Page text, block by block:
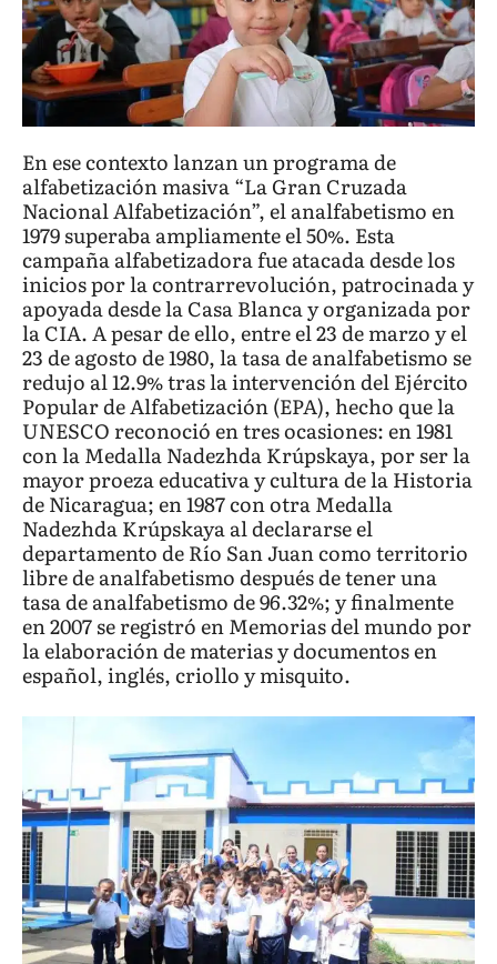
En ese contexto lanzan un programa de
alfabetización masiva “La Gran Cruzada
Nacional Alfabetización”, el analfabetismo en
1979 superaba ampliamente el 50%. Esta
campaña alfabetizadora fue atacada desde los
inicios por la contrarrevolución, patrocinada y
apoyada desde la Casa Blanca y organizada por
la CIA. A pesar de ello, entre el 23 de marzo y el
23 de agosto de 1980, la tasa de analfabetismo se
redujo al 12.9% tras la intervención del Ejército
Popular de Alfabetización (EPA), hecho que la
UNESCO reconoció en tres ocasiones: en 1981
con la Medalla Nadezhda Krúpskaya, por ser la
mayor proeza educativa y cultura de la Historia
de Nicaragua; en 1987 con otra Medalla
Nadezhda Krúpskaya al declararse el
departamento de Río San Juan como territorio
libre de analfabetismo después de tener una
tasa de analfabetismo de 96.32%; y finalmente
en 2007 se registró en Memorias del mundo por
la elaboración de materias y documentos en
español, inglés, criollo y misquito.